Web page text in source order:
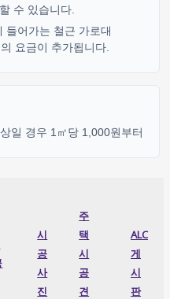
수 있습니다.
들어가는 철근 가로대
요금이 추가됩니다.
일 경우 1㎡당 1,000원부터
시
공
사
진
주
택
시
공
견
ALC
게
시
판